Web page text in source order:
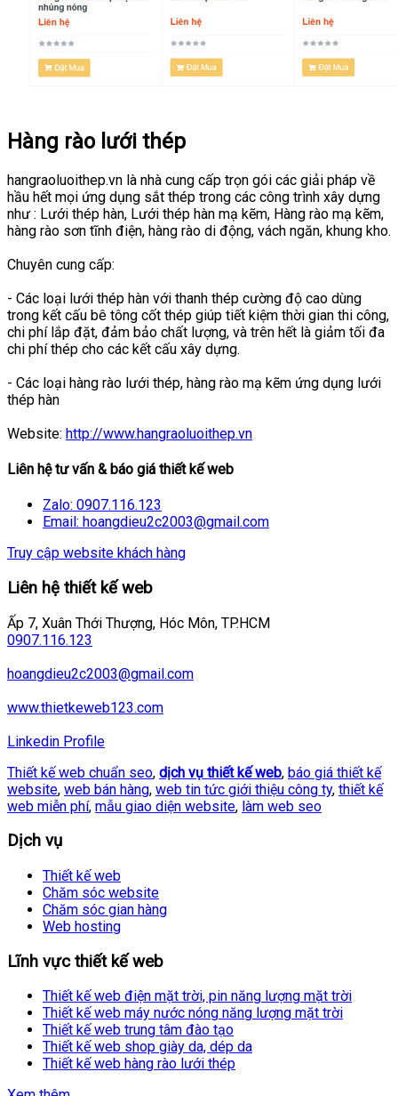
Hàng rào lưới thép
hangraoluoithep.vn là nhà cung cấp trọn gói các giải pháp về
hầu hết mọi ứng dụng sắt thép trong các công trình xây dựng
như : Lưới thép hàn, Lưới thép hàn mạ kẽm, Hàng rào mạ kẽm,
hàng rào sơn tĩnh điện, hàng rào di động, vách ngăn, khung kho.
Chuyên cung cấp:
- Các loại lưới thép hàn với thanh thép cường độ cao dùng
trong kết cấu bê tông cốt thép giúp tiết kiệm thời gian thi công,
chi phí lắp đặt, đảm bảo chất lượng, và trên hết là giảm tối đa
chi phí thép cho các kết cấu xây dựng.
- Các loại hàng rào lưới thép, hàng rào mạ kẽm ứng dụng lưới
thép hàn
Website: http://www.hangraoluoithep.vn
Liên hệ tư vấn & báo giá thiết kế web
Zalo: 0907.116.123
Email: hoangdieu2c2003@gmail.com
Truy cập website khách hàng
Liên hệ thiết kế web
Ấp 7, Xuân Thới Thượng, Hóc Môn, TP.HCM
0907.116.123
hoangdieu2c2003@gmail.com
www.thietkeweb123.com
Linkedin Profile
Thiết kế web chuẩn seo, dịch vụ thiết kế web, báo giá thiết kế
website, web bán hàng, web tin tức giới thiệu công ty, thiết kế
web miễn phí, mẫu giao diện website, làm web seo
Dịch vụ
Thiết kế web
Chăm sóc website
Chăm sóc gian hàng
Web hosting
Lĩnh vực thiết kế web
Thiết kế web điện mặt trời, pin năng lượng mặt trời
Thiết kế web máy nước nóng năng lượng mặt trời
Thiết kế web trung tâm đào tạo
Thiết kế web shop giày da, dép da
Thiết kế web hàng rào lưới thép